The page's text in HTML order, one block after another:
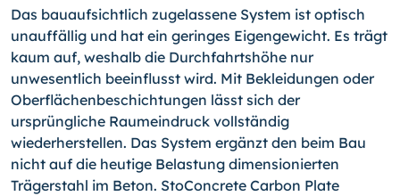
Das bauaufsichtlich zugelassene System ist optisch
unauffällig und hat ein geringes Eigengewicht. Es trägt
kaum auf, weshalb die Durchfahrtshöhe nur
unwesentlich beeinflusst wird. Mit Bekleidungen oder
Oberflächenbeschichtungen lässt sich der
ursprüngliche Raumeindruck vollständig
wiederherstellen. Das System ergänzt den beim Bau
nicht auf die heutige Belastung dimensionierten
Trägerstahl im Beton. StoCon­crete Carbon Plate